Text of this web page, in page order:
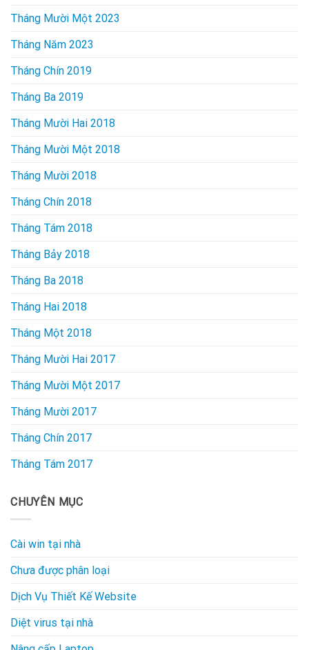
Tháng Mười Một 2023
Tháng Năm 2023
Tháng Chín 2019
Tháng Ba 2019
Tháng Mười Hai 2018
Tháng Mười Một 2018
Tháng Mười 2018
Tháng Chín 2018
Tháng Tám 2018
Tháng Bảy 2018
Tháng Ba 2018
Tháng Hai 2018
Tháng Một 2018
Tháng Mười Hai 2017
Tháng Mười Một 2017
Tháng Mười 2017
Tháng Chín 2017
Tháng Tám 2017
CHUYÊN MỤC
Cài win tại nhà
Chưa được phân loại
Dịch Vụ Thiết Kế Website
Diệt virus tại nhà